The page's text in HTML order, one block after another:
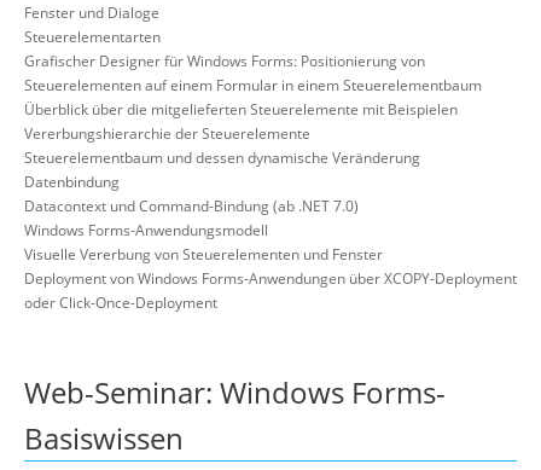
Fenster und Dialoge
Steuerelementarten
Grafischer Designer für Windows Forms: Positionierung von
Steuerelementen auf einem Formular in einem Steuerelementbaum
Überblick über die mitgelieferten Steuerelemente mit Beispielen
Vererbungshierarchie der Steuerelemente
Steuerelementbaum und dessen dynamische Veränderung
Datenbindung
Datacontext und Command-Bindung (ab .NET 7.0)
Windows Forms-Anwendungsmodell
Visuelle Vererbung von Steuerelementen und Fenster
Deployment von Windows Forms-Anwendungen über XCOPY-Deployment
oder Click-Once-Deployment
Web-Seminar: Windows Forms-
Basiswissen